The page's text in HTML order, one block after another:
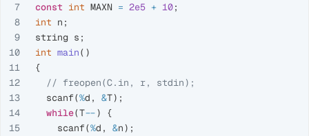
7
8
9
10
11
12
13
14
15
const int MAXN = 2e5 + 10;
int n ;
string s ;
int main()
{
// freopen(C.in, r, stdin);
scanf(%d , &T);
while(T--)
{
scanf(%d , &n);